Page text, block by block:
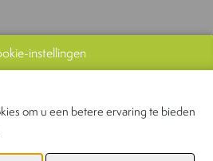
VOLGENDE
als exposant
instellingen
om u een betere ervaring te bieden